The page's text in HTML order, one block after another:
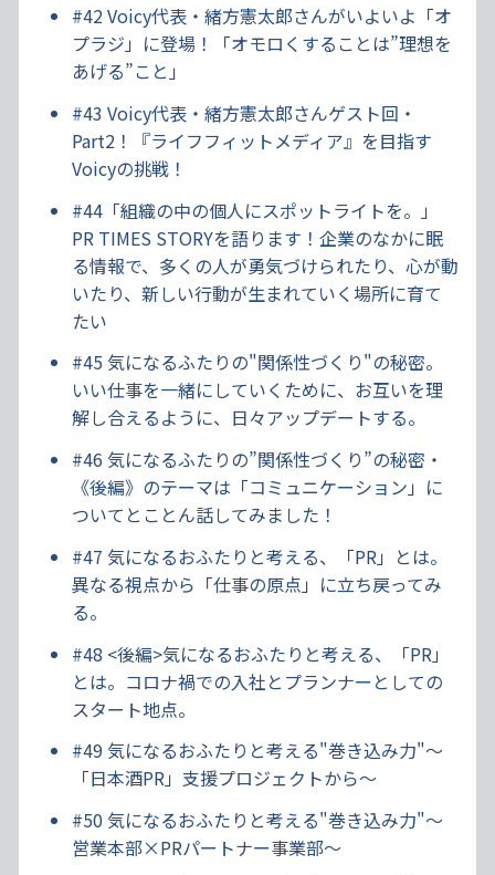
#42 Voicy代表・緒方憲太郎さんがいよいよ「オ
プラジ」に登場！「オモロくすることは”理想を
あげる”こと」
#43 Voicy代表・緒方憲太郎さんゲスト回・
Part2！『ライフフィットメディア』を目指す
Voicyの挑戦！
#44「組織の中の個人にスポットライトを。」
PR TIMES STORYを語ります！企業のなかに眠
る情報で、多くの人が勇気づけられたり、心が動
いたり、新しい行動が生まれていく場所に育て
たい
#45 気になるふたりの"関係性づくり"の秘密。
いい仕事を一緒にしていくために、お互いを理
解し合えるように、日々アップデートする。
#46 気になるふたりの”関係性づくり”の秘密・
《後編》のテーマは「コミュニケーション」に
ついてとことん話してみました！
#47 気になるおふたりと考える、「PR」とは。
異なる視点から「仕事の原点」に立ち戻ってみ
る。
#48 <後編>気になるおふたりと考える、「PR」
とは。コロナ禍での入社とプランナーとしての
スタート地点。
#49 気になるおふたりと考える"巻き込み力"～
「日本酒PR」支援プロジェクトから～
#50 気になるおふたりと考える"巻き込み力"～
営業本部×PRパートナー事業部～